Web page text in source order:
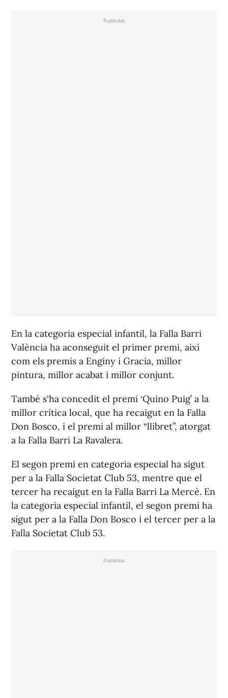
En la categoria especial infantil, la Falla Barri
València ha aconseguit el primer premi, així
com els premis a Enginy i Gracia, millor
pintura, millor acabat i millor conjunt.
També s'ha concedit el premi ‘Quino Puig’ a la
millor crítica local, que ha recaigut en la Falla
Don Bosco, i el premi al millor “llibret”, atorgat
a la Falla Barri La Ravalera.
El segon premi en categoria especial ha sigut
per a la Falla Societat Club 53, mentre que el
tercer ha recaigut en la Falla Barri La Mercè. En
la categoria especial infantil, el segon premi ha
sigut per a la Falla Don Bosco i el tercer per a la
Falla Societat Club 53.